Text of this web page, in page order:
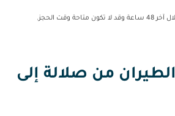
وقت الحجز.
من صلالة إلى